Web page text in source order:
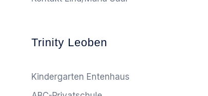
Trinity Leoben
Kindergarten Entenhaus